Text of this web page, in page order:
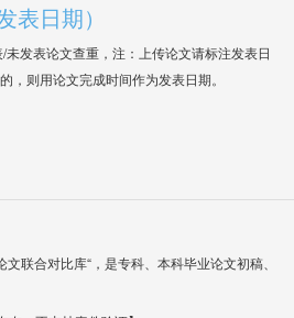
日期）
发表论文查重，注：上传论文请标注发表日
则用论文完成时间作为发表日期。
联合对比库“，是专科、本科毕业论文初稿、